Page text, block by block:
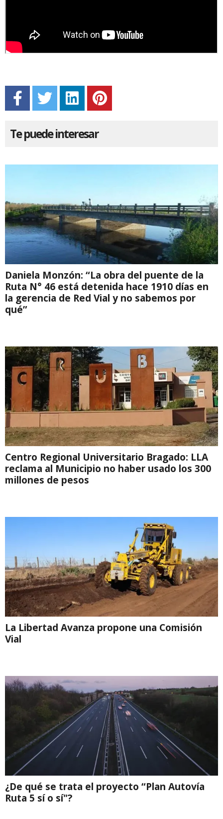
Te puede interesar
Daniela Monzón: “La obra del puente de la
Ruta N° 46 está detenida hace 1910 días en
la gerencia de Red Vial y no sabemos por
qué”
Centro Regional Universitario Bragado: LLA
reclama al Municipio no haber usado los 300
millones de pesos
La Libertad Avanza propone una Comisión
Vial
¿De qué se trata el proyecto “Plan Autovía
Ruta 5 sí o sí"?